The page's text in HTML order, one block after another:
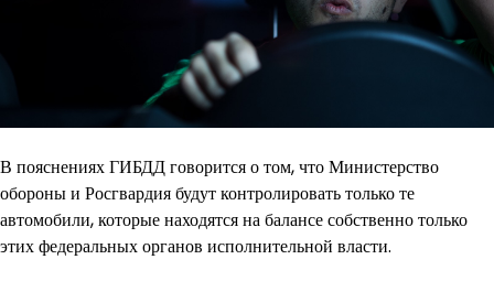
В пояснениях ГИБДД говорится о том, что Министерство
обороны и Росгвардия будут контролировать только те
автомобили, которые находятся на балансе собственно только
этих федеральных органов исполнительной власти.